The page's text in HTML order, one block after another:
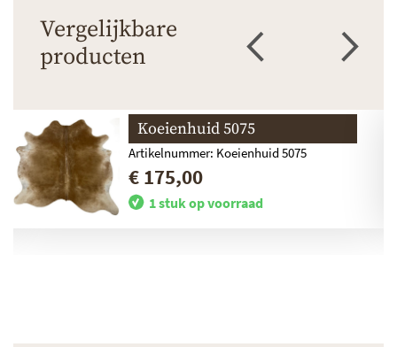
Vergelijkbare
producten
Koeienhuid 5075
Artikelnummer: Koeienhuid 5075
€ 175,00
1 stuk op voorraad